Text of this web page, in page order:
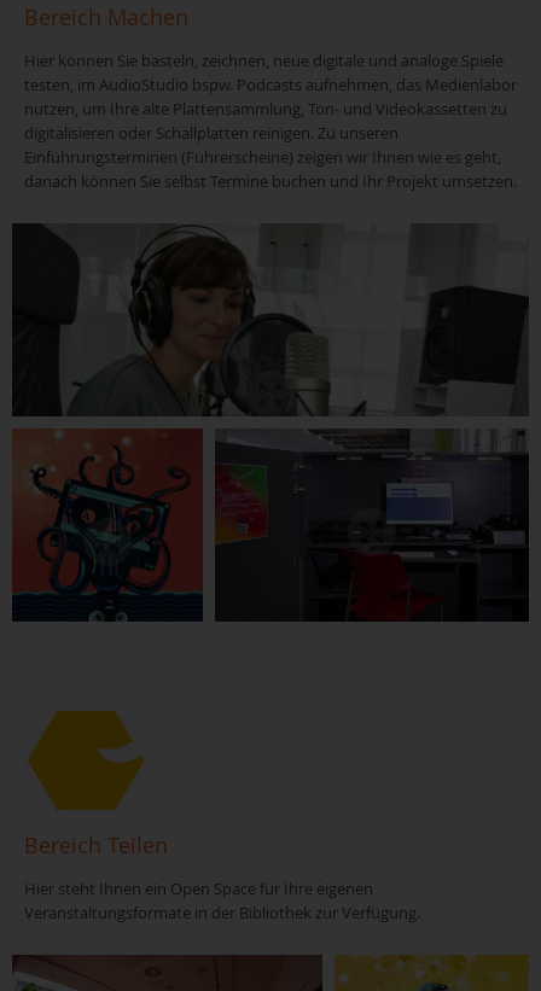
Bereich Machen
Hier können Sie basteln, zeichnen, neue digitale und analoge Spiele
testen, im AudioStudio bspw. Podcasts aufnehmen, das Medienlabor
nutzen, um Ihre alte Plattensammlung, Ton- und Videokassetten zu
digitalisieren oder Schallplatten reinigen. Zu unseren
Einführungsterminen (Führerscheine) zeigen wir Ihnen wie es geht,
danach können Sie selbst Termine buchen und Ihr Projekt umsetzen.
Bereich Teilen
Hier steht Ihnen ein Open Space für Ihre eigenen
Veranstaltungsformate in der Bibliothek zur Verfügung.